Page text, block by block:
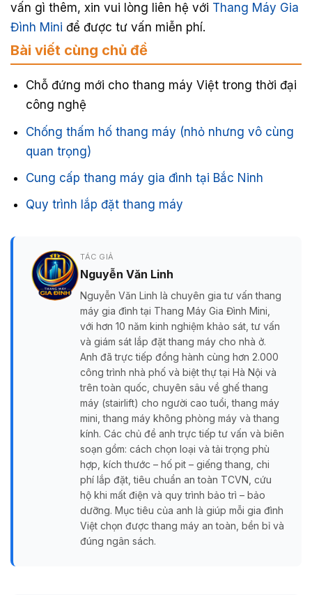
vấn gì thêm, xin vui lòng liên hệ với Thang Máy Gia
Đình Mini để được tư vấn miễn phí.
Bài viết cùng chủ đề
Chỗ đứng mới cho thang máy Việt trong thời đại
công nghệ
Chống thấm hố thang máy (nhỏ nhưng vô cùng
quan trọng)
Cung cấp thang máy gia đình tại Bắc Ninh
Quy trình lắp đặt thang máy
TÁC GIẢ
Nguyễn Văn Linh
Nguyễn Văn Linh là chuyên gia tư vấn thang
máy gia đình tại Thang Máy Gia Đình Mini,
với hơn 10 năm kinh nghiệm khảo sát, tư vấn
và giám sát lắp đặt thang máy cho nhà ở.
Anh đã trực tiếp đồng hành cùng hơn 2.000
công trình nhà phố và biệt thự tại Hà Nội và
trên toàn quốc, chuyên sâu về ghế thang
máy (stairlift) cho người cao tuổi, thang máy
mini, thang máy không phòng máy và thang
kính. Các chủ đề anh trực tiếp tư vấn và biên
soạn gồm: cách chọn loại và tải trọng phù
hợp, kích thước – hố pit – giếng thang, chi
phí lắp đặt, tiêu chuẩn an toàn TCVN, cứu
hộ khi mất điện và quy trình bảo trì – bảo
dưỡng. Mục tiêu của anh là giúp mỗi gia đình
Việt chọn được thang máy an toàn, bền bỉ và
đúng ngân sách.